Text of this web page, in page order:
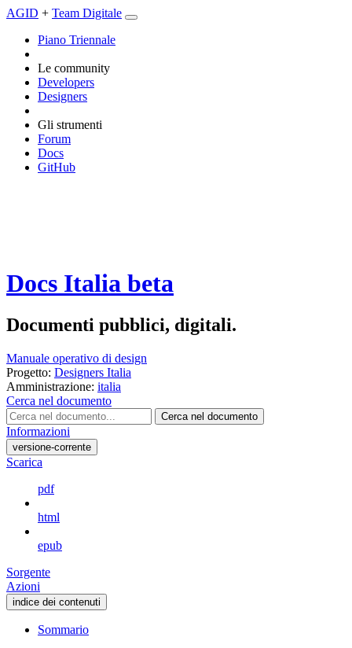
AGID + Team Digitale
Piano Triennale
Le community
Developers
Designers
Gli strumenti
Forum
Docs
GitHub
Docs Italia beta
Documenti pubblici, digitali.
Manuale operativo di design
Progetto: Designers Italia
Amministrazione: italia
Cerca nel documento
Cerca nel documento
Informazioni
versione-corrente
Scarica
pdf
html
epub
Sorgente
Azioni
indice dei contenuti
Sommario